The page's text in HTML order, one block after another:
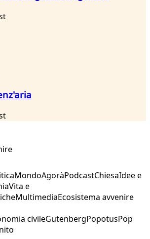
MondoAgoràPodcastChiesaIdee e
Vita e
MultimediaEcosistema avvenire
civileGutenbergPopotusPop